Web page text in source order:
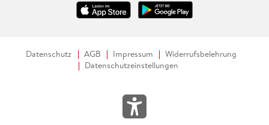
Datenschutz AGB Impressum
Widerrufsbelehrung
Datenschutzeinstellungen